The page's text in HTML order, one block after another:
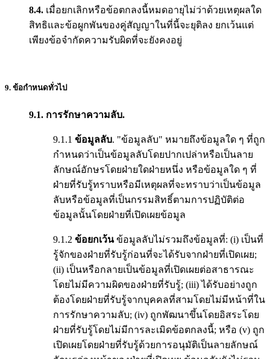
8.4. เมื่อยกเลิกหรือข้อตกลงนี้หมดอายุไม่ว่าด้วยเหตุผลใด
สิทธิและข้อผูกพันของคู่สัญญาในที่นี้จะยุติลง ยกเว้นแต่
เพียงข้อจำกัดความรับผิดที่จะยังคงอยู่
9. ข้อกำหนดทั่วไป
9.1. การรักษาความลับ.
9.1.1 ข้อมูลลับ. "ข้อมูลลับ" หมายถึงข้อมูลใด ๆ ที่ถูก
กำหนดว่าเป็นข้อมูลลับโดยปากเปล่าหรือเป็นลาย
ลักษณ์อักษรโดยฝ่ายใดฝ่ายหนึ่ง หรือข้อมูลใด ๆ ที่
ฝ่ายที่รับรู้ทราบหรือมีเหตุผลที่จะทราบว่าเป็นข้อมูล
ลับหรือข้อมูลที่เป็นกรรมสิทธิ์ตามการปฏิบัติต่อ
ข้อมูลนั้นโดยฝ่ายที่เปิดเผยข้อมูล
9.1.2 ข้อยกเว้นข้อมูลลับไม่รวมถึงข้อมูลที่: (i) เป็นที่
รู้จักของฝ่ายที่รับรู้ก่อนที่จะได้รับจากฝ่ายที่เปิดเผย;
(ii) เป็นหรือกลายเป็นข้อมูลที่เปิดเผยต่อสาธารณะ
โดยไม่มีความผิดของฝ่ายที่รับรู้; (iii) ได้รับอย่างถูก
ต้องโดยฝ่ายที่รับรู้จากบุคคลที่สามโดยไม่มีหน้าที่ใน
การรักษาความลับ; (iv) ถูกพัฒนาขึ้นโดยอิสระโดย
ฝ่ายที่รับรู้โดยไม่มีการละเมิดข้อตกลงนี้; หรือ (v) ถูก
เปิดเผยโดยฝ่ายที่รับรู้ด้วยการอนุมัติเป็นลายลักษณ์